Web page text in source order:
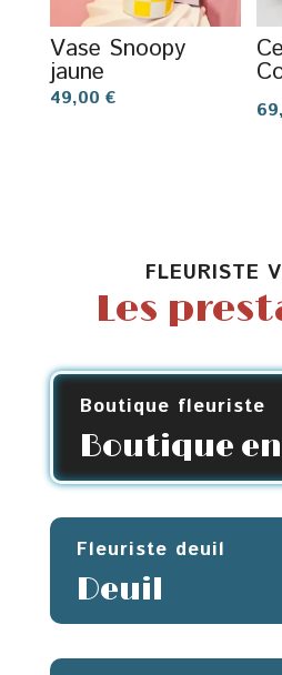
Vase Snoopy
jaune
49,00 €
FLEURISTE
Les
Boutique fleuriste
Boutique
Fleuriste deuil
Deuil